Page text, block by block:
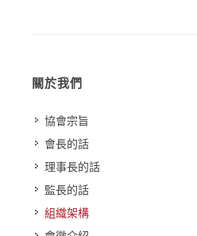
關於我們
協會宗旨
會長的話
理事長的話
監長的話
組織架構